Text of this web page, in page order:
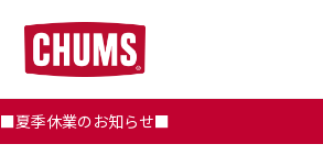
■夏季休業のお知らせ■